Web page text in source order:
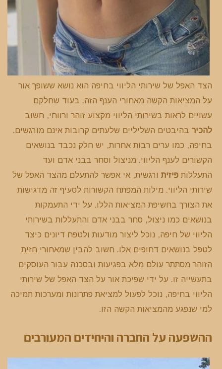
הצד האפל של שירותי הליווי בחיפה הוא נושא ששופך אור
על המציאות הקשה מאחורי הענף הזה. בעוד שחלקם
עשויים לראות בשירותי הליווי מקצוע זוהר ורווחי, חשוב
להכיר בהיבטים השליליים שלעתים קרובות אינם מורגשים.
בחיפה, כמו ערים רבות אחרות, יש חלק נכבד בנושאים
הקשורים לענף הליווי. מניצול וסחר בבני אדם ועד
התעללות פיזית ורגשית, אי אפשר להתעלם מהצד האפל של
שירותי הליווי. מילות המפתח הקשורות לסעיף זה מדגישות
את הצורך בחשיפת המציאות הללו. על ידי התעמקות
בנושאים כמו ניצול, סחר בבני אדם והתעללות בשירותי
הליווי של חיפה, נוכל ליצור מודעות ולטפח דיונים כיצד
לטפל בנושאים דחופים אלו. חשוב להבין שמאחורי חזית
הזוהר מסתתר עולם מלא בפגיעות ובסכנה עבור העוסקים
בתעשייה זו. על ידי שפיכת אור על הצד האפל של שירותי
הליווי בחיפה, נוכל לפעול למציאת פתרונות ומערכות תמיכה
למי שנפגע מהמציאות הקשה הזו.
ההשפעה על החברה והיחידים המעורבים